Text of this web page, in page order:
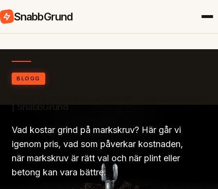
SnabbGrund
BLOGG
| SnabbGrund
Vad kostar grind på markskruv? Här går vi
igenom pris, vad som påverkar kostnaden,
när markskruv är rätt val och när plint eller
betong kan vara bättre.